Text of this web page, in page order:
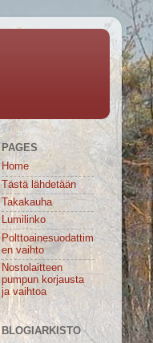
PAGES
Home
Tästä lähdetään
Takakauha
Lumilinko
Polttoainesuodattim
en vaihto
Nostolaitteen
pumpun korjausta
ja vaihtoa
BLOGIARKISTO